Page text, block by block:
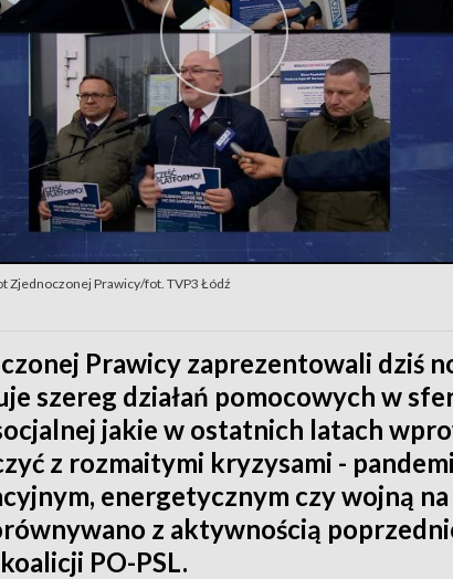
Zjednoczonej Prawicy/fot. TVP3 Łódź
Prawicy zaprezentowali dziś
szereg działań pomocowych w
jakie w ostatnich latach
z rozmaitymi kryzysami -
energetycznym czy wojną
z aktywnością
PO-PSL.